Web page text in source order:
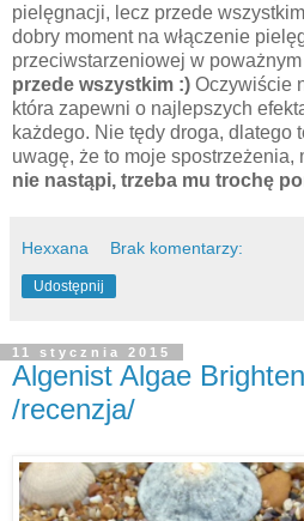
pielęgnacji, lecz przede
dobry moment na włączenie
przeciwstarzeniowej w
przede wszystkim :) Oczywiście
która zapewni o najlepszych
każdego. Nie tędy droga, dlatego
uwagę, że to moje spostrzeżenia,
nie nastąpi, trzeba mu trochę
Hexxana Brak komentarzy:
Udostępnij
11 stycznia 2015
Algenist Algae
/recenzja/